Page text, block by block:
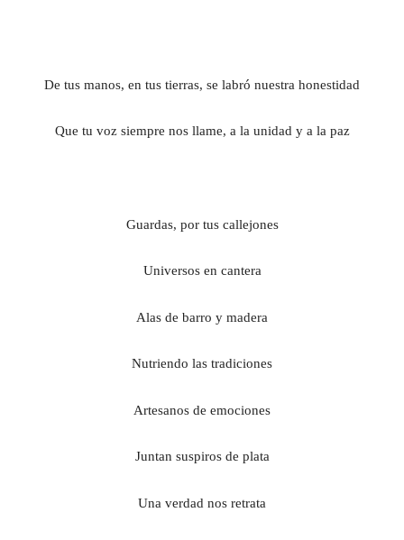
De tus manos, en tus tierras, se labró nuestra honestidad
Que tu voz siempre nos llame, a la unidad y a la paz
Guardas, por tus callejones
Universos en cantera
Alas de barro y madera
Nutriendo las tradiciones
Artesanos de emociones
Juntan suspiros de plata
Una verdad nos retrata